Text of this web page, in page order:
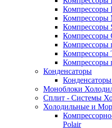
Компрессоры
Компрессоры
Компрессоры
Компрессоры
Компрессоры
Компрессоры
Компрессоры
Конденсаторы
Моноблоки
Сплит - Системы
Холодильные и
Polair